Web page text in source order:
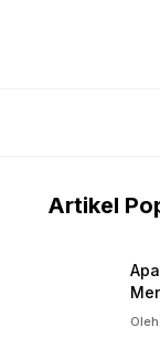
Artikel
Oleh